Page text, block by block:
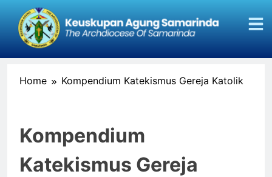
Home Kompendium Katekismus Gereja Katolik
Kompendium
Katekismus Gereja